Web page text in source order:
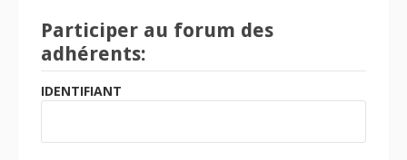
Participer au forum des
adhérents:
IDENTIFIANT